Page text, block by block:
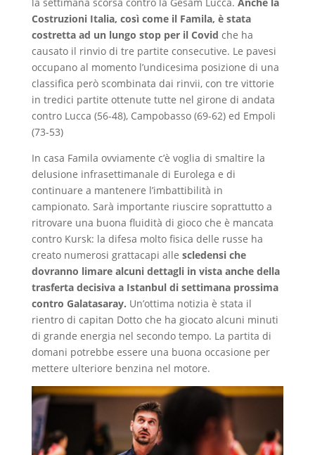
Costruzioni Italia, così come il Famila, è stata
costretta ad un lungo stop per il Covid che ha
causato il rinvio di tre partite consecutive. Le pavesi
occupano al momento l’undicesima posizione di una
classifica però scombinata dai rinvii, con tre vittorie
in tredici partite ottenute tutte nel girone di andata
contro Lucca (56-48), Campobasso (69-62) ed Empoli
(73-53)
In casa Famila ovviamente c’è voglia di smaltire la
delusione infrasettimanale di Eurolega e di
continuare a mantenere l’imbattibilità in
campionato. Sarà importante riuscire soprattutto a
ritrovare una buona fluidità di gioco che è mancata
contro Kursk: la difesa molto fisica delle russe ha
creato numerosi grattacapi alle scledensi che
dovranno limare alcuni dettagli in vista anche della
trasferta decisiva a Istanbul di settimana prossima
contro Galatasaray. Un’ottima notizia è stata il
rientro di capitan Dotto che ha giocato alcuni minuti
di grande energia nel secondo tempo. La partita di
domani potrebbe essere una buona occasione per
mettere ulteriore benzina nel motore.